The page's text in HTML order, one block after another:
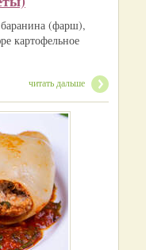
(фарш),
картофельное
читать дальше